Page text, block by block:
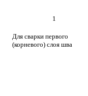
1
Для сварки первого
(корневого) слоя шва